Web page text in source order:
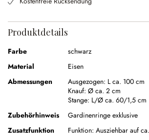
Produktdetails
Farbe
schwarz
Material
Eisen
Abmessungen
Ausgezogen: L ca. 100 cm
Knauf: Ø ca. 2 cm
Stange: L/Ø ca. 60/1,5 cm
Zubehörhinweis
Gardinenringe exklusive
Zusatzfunktion
Funktion: Ausziehbar auf